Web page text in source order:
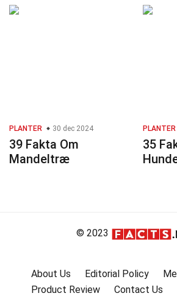
PLANTER 30 dec 2024
39 Fakta Om
Mandeltræ
PLANTER
35
© 2023
About Us Editorial Policy
Product Review
Contact Us